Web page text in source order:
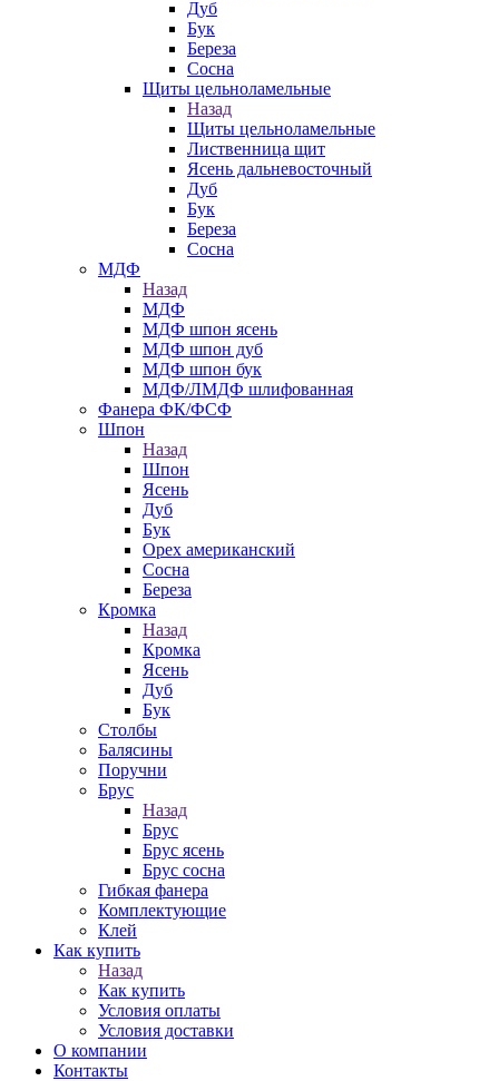
Дуб
Бук
Береза
Сосна
Щиты цельноламельные
Назад
Щиты цельноламельные
Лиственница щит
Ясень дальневосточный
Дуб
Бук
Береза
Сосна
МДФ
Назад
МДФ
МДФ шпон ясень
МДФ шпон дуб
МДФ шпон бук
МДФ/ЛМДФ шлифованная
Фанера ФК/ФСФ
Шпон
Назад
Шпон
Ясень
Дуб
Бук
Орех американский
Сосна
Береза
Кромка
Назад
Кромка
Ясень
Дуб
Бук
Столбы
Балясины
Поручни
Брус
Назад
Брус
Брус ясень
Брус сосна
Гибкая фанера
Комплектующие
Клей
Как купить
Назад
Как купить
Условия оплаты
Условия доставки
О компании
Контакты